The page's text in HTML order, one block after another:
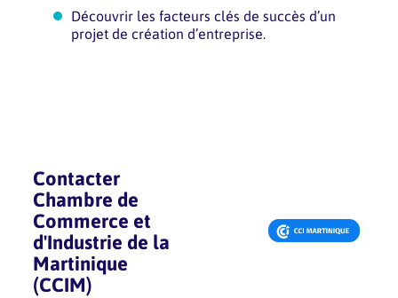
Découvrir les facteurs clés de succès d’un
projet de création d’entreprise.
Contacter
Chambre de
Commerce et
d'Industrie de la
Martinique
(CCIM)